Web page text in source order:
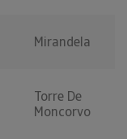
Mirandela
Torre De
Moncorvo